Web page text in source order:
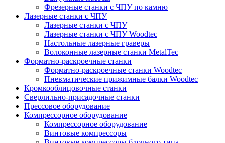
Фрезерные станки с ЧПУ по камню
Лазерные станки с ЧПУ
Лазерные станки с ЧПУ
Лазерные станки с ЧПУ Woodtec
Настольные лазерные граверы
Волоконные лазерные станки MetalTec
Форматно-раскроечные станки
Форматно-раскроечные станки Woodtec
Пневматические прижимные балки Woodtec
Кромкооблицовочные станки
Сверлильно-присадочные станки
Прессовое оборудование
Компрессорное оборудование
Компрессорное оборудование
Винтовые компрессоры